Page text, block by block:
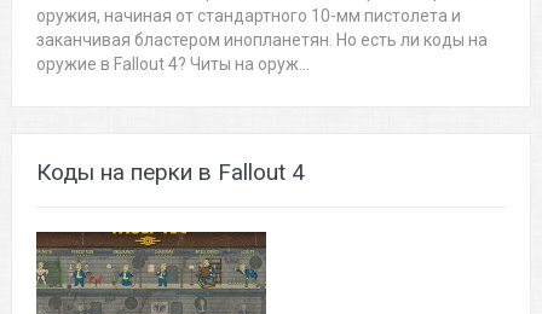
оружия, начиная от стандартного 10-мм пистолета и
заканчивая бластером инопланетян. Но есть ли коды на
оружие в Fallout 4? Читы на оруж...
Коды на перки в Fallout 4